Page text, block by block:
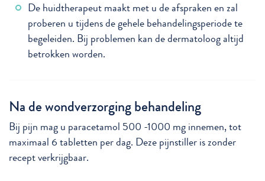
De huidtherapeut maakt met u de afspraken en zal
proberen u tijdens de gehele behandelingsperiode te
begeleiden. Bij problemen kan de dermatoloog altijd
betrokken worden.
Na de wondverzorging behandeling
Bij pijn mag u paracetamol 500 -1000 mg innemen, tot
maximaal 6 tabletten per dag. Deze pijnstiller is zonder
recept verkrijgbaar.